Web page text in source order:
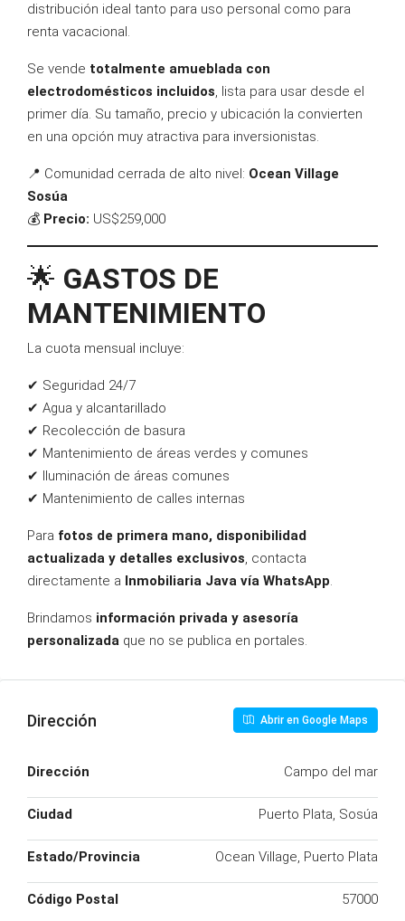
distribución ideal tanto para uso personal como para
renta vacacional.
Se vende totalmente amueblada con
electrodomésticos incluidos, lista para usar desde el
primer día. Su tamaño, precio y ubicación la convierten
en una opción muy atractiva para inversionistas.
📍 Comunidad cerrada de alto nivel: Ocean Village
Sosúa
💰 Precio: US$259,000
🌟 GASTOS DE
MANTENIMIENTO
La cuota mensual incluye:
✔ Seguridad 24/7
✔ Agua y alcantarillado
✔ Recolección de basura
✔ Mantenimiento de áreas verdes y comunes
✔ Iluminación de áreas comunes
✔ Mantenimiento de calles internas
Para fotos de primera mano, disponibilidad
actualizada y detalles exclusivos, contacta
directamente a Inmobiliaria Java vía WhatsApp.
Brindamos información privada y asesoría
personalizada que no se publica en portales.
Dirección Abrir en Google Maps
Dirección Campo del mar
Ciudad Puerto Plata, Sosúa
Estado/Provincia Ocean Village, Puerto Plata
Código Postal 57000